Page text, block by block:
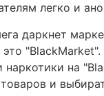
легко и
даркнет
на
и